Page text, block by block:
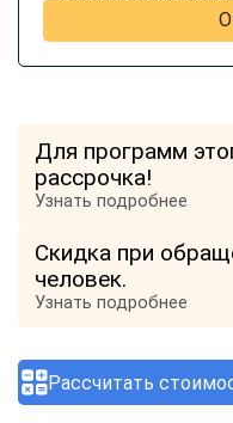
Рассчитать
Для программ
рассрочка!
Узнать подробнее
Скидка при
человек.
Узнать подробнее
Отзывы о